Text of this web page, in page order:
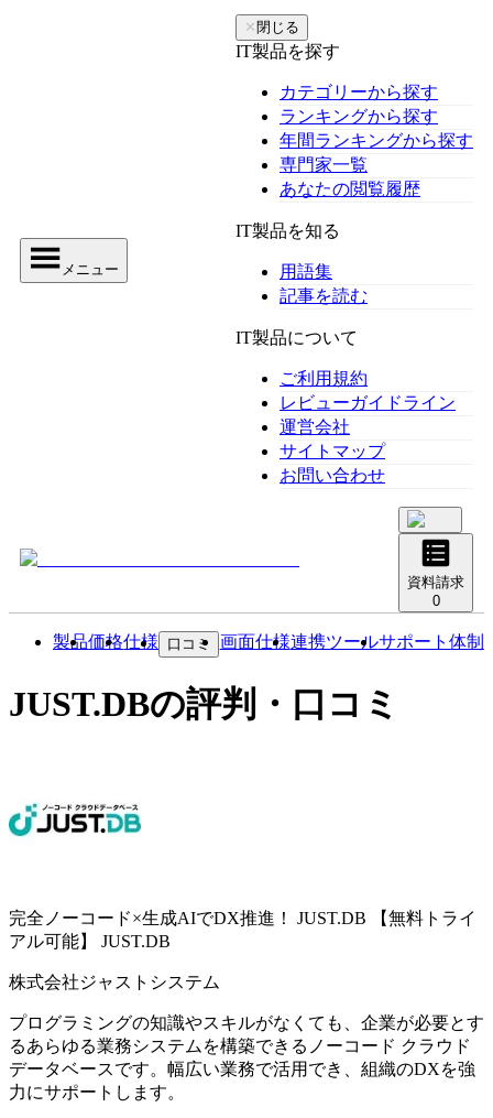
メニュー
✕ 閉じる
IT製品を探す
カテゴリーから探す
ランキングから探す
年間ランキングから探す
専門家一覧
あなたの閲覧履歴
IT製品を知る
用語集
記事を読む
IT製品について
ご利用規約
レビューガイドライン
運営会社
サイトマップ
お問い合わせ
資料請求
0
製品価格仕様 口コミ 画面仕様連携ツールサポート体制
JUST.DBの評判・口コミ
完全ノーコード×生成AIでDX推進！ JUST.DB 【無料トライ
アル可能】
JUST.DB
株式会社ジャストシステム
プログラミングの知識やスキルがなくても、企業が必要とす
るあらゆる業務システムを構築できるノーコード クラウド
データベースです。幅広い業務で活用でき、組織のDXを強
力にサポートします。